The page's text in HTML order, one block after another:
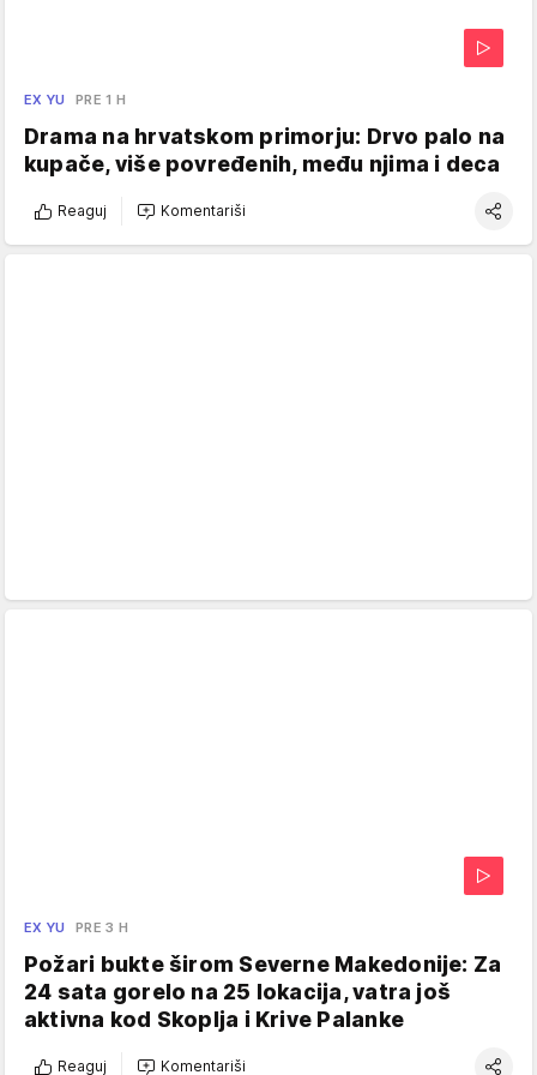
EX YU PRE 1 H
Drama na hrvatskom primorju: Drvo palo na
kupače, više povređenih, među njima i deca
Reaguj Komentariši
EX YU PRE 3 H
Požari bukte širom Severne Makedonije: Za
24 sata gorelo na 25 lokacija, vatra još
aktivna kod Skoplja i Krive Palanke
Reaguj Komentariši